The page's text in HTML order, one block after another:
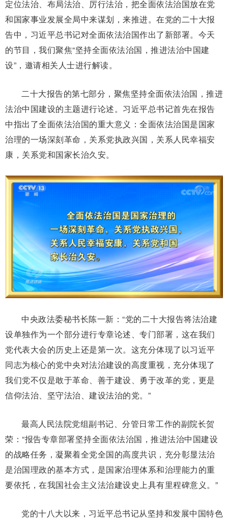
定位法治、布局法治、厉行法治，把全面依法治国放在党
和国家事业发展全局中来谋划，来推进。在党的二十大报
告中，习近平总书记对全面依法治国作出了新部署。今天
的节目，我们聚焦“坚持全面依法治国，推进法治中国建
设”，邀请相关人士进行解读。
二十大报告的第七部分，聚焦坚持全面依法治国，推进
法治中国建设的主题进行论述。习近平总书记首先在报告
中指出了全面依法治国的重大意义：全面依法治国是国家
治理的一场深刻革命，关系党执政兴国，关系人民幸福安
康，关系党和国家长治久安。
中央政法委秘书长陈一新：“党的二十大报告将法治建
设单独作为一个部分进行专章论述、专门部署，这在我们
党代表大会的历史上还是第一次。这充分体现了以习近平
同志为核心的党中央对法治建设的高度重视，充分体现了
我们党不仅是敢于革命、善于建设、勇于改革的党，更是
信仰法治、坚守法治、建设法治的党。”
最高人民法院党组副书记、分管日常工作的副院长贺
荣：“报告专章部署坚持全面依法治国，推进法治中国建设
的战略任务，凝聚着全党全国的高度共识，充分彰显法治
是治国理政的基本方式，是国家治理体系和治理能力的重
要依托，在我国社会主义法治建设史上具有里程碑意义。”
党的十八大以来，习近平总书记从坚持和发展中国特色